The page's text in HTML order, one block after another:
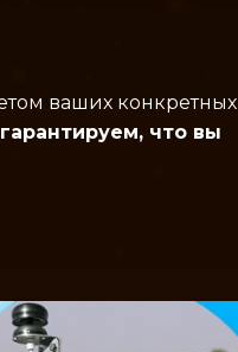
ваших конкретных
что вы